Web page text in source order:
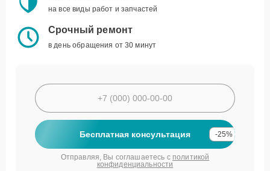
на все виды работ и запчастей
Срочный ремонт
в день обращения от 30 минут
Бесплатная консультация -25%
Отправляя, Вы соглашаетесь с политикой
конфиденциальности